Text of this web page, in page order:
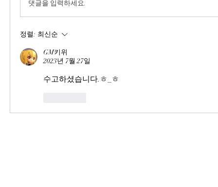
댓글을 입력하세요.
정렬: 최신순
GM키위
2023년 7월 27일
수고하셨습니다.ㅎ_ㅎ